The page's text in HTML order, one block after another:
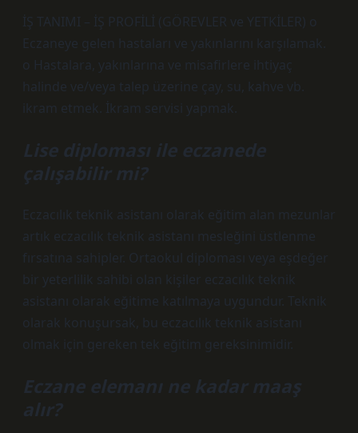
İŞ TANIMI – İŞ PROFİLİ (GÖREVLER ve YETKİLER) o
Eczaneye gelen hastaları ve yakınlarını karşılamak.
o Hastalara, yakınlarına ve misafirlere ihtiyaç
halinde ve/veya talep üzerine çay, su, kahve vb.
ikram etmek. İkram servisi yapmak.
Lise diploması ile eczanede
çalışabilir mi?
Eczacılık teknik asistanı olarak eğitim alan mezunlar
artık eczacılık teknik asistanı mesleğini üstlenme
fırsatına sahipler. Ortaokul diploması veya eşdeğer
bir yeterlilik sahibi olan kişiler eczacılık teknik
asistanı olarak eğitime katılmaya uygundur. Teknik
olarak konuşursak, bu eczacılık teknik asistanı
olmak için gereken tek eğitim gereksinimidir.
Eczane elemanı ne kadar maaş
alır?